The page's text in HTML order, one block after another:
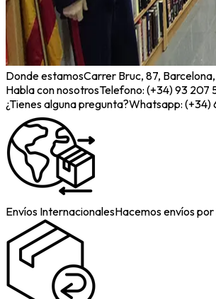
Donde estamosCarrer Bruc, 87,
Habla con nosotrosTelefono: (+34) 93 207
¿Tienes alguna pregunta?Whatsapp: (+34)
Envíos InternacionalesHacemos envíos